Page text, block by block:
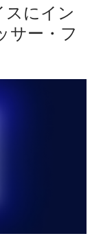
スにイン
サー・フ